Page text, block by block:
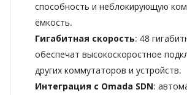
способность и неблокирующую
ёмкость.
Гигабитная скорость: 48
обеспечат высокоскоростное
других коммутаторов и устройств.
Интеграция с Omada SDN: